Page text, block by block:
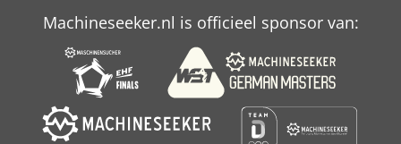
Machineseeker.nl is officieel sponsor van: